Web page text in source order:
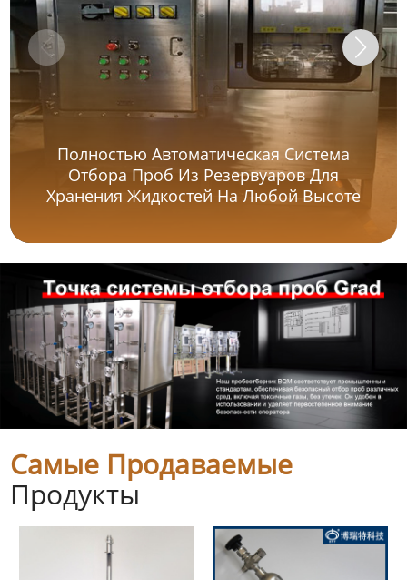
Полностью Автоматическая Система
Отбора Проб Из Резервуаров Для
Хранения Жидкостей На Любой Высоте
Самые Продаваемые
Продукты